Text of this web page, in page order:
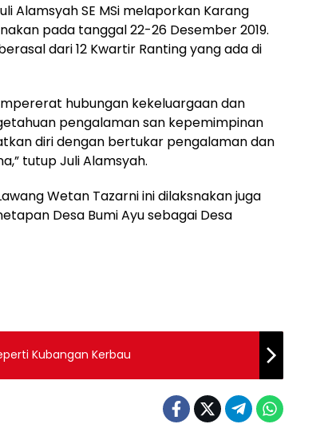
Alamsyah SE MSi melaporkan Karang
pada tanggal 22-26 Desember 2019.
dari 12 Kwartir Ranting yang ada di
hubungan kekeluargaan dan
pengalaman san kepemimpinan
diri dengan bertukar pengalaman dan
tutup Juli Alamsyah.
Wetan Tazarni ini dilaksnakan juga
Desa Bumi Ayu sebagai Desa
Kubangan Kerbau